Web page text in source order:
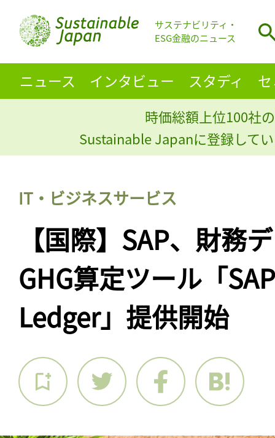
サステナビリティ・
ESG金融のニュース
ニュース インタビュー スタディ
時価総額上位100社
Sustainable Japanに登録して
IT・ビジネスサービス
【国際】SAP、財務
GHG算定ツール「
Ledger」提供開始